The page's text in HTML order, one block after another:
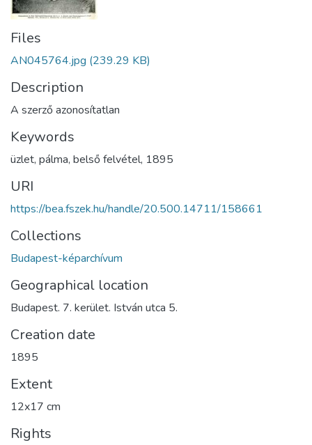
Files
AN045764.jpg (239.29 KB)
Description
A szerző azonosítatlan
Keywords
üzlet, pálma, belső felvétel, 1895
URI
https://bea.fszek.hu/handle/20.500.14711/158661
Collections
Budapest-képarchívum
Geographical location
Budapest. 7. kerület. István utca 5.
Creation date
1895
Extent
12x17 cm
Rights